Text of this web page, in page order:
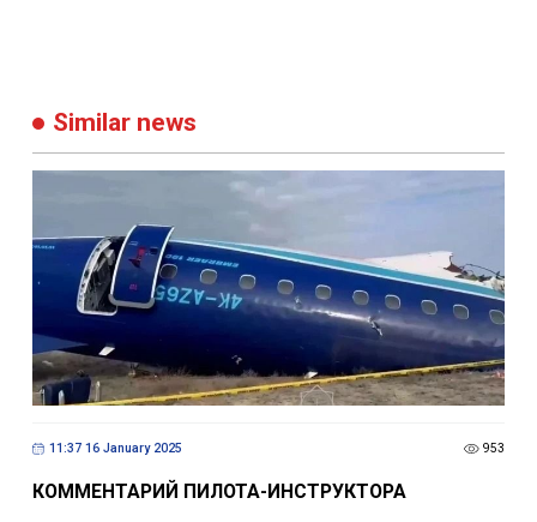
Similar news
11:37 16 January 2025 953
КОММЕНТАРИЙ ПИЛОТА-ИНСТРУКТОРА